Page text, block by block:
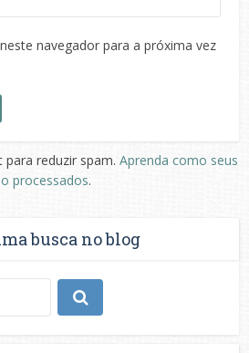
navegador para a próxima vez
para reduzir spam.Aprenda como seus
processados.
busca no blog